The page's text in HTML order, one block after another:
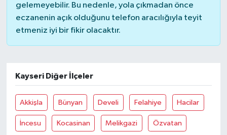
gelemeyebilir. Bu nedenle, yola çıkmadan önce
eczanenin açık olduğunu telefon aracılığıyla teyit
etmeniz iyi bir fikir olacaktır.
Kayseri Diğer İlçeler
Akkişla Bünyan Develi Felahiye Hacilar
İncesu Kocasinan Melikgazi Özvatan